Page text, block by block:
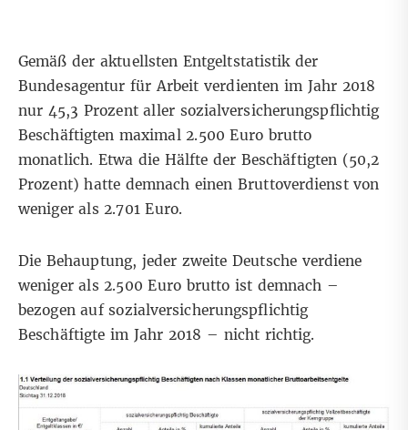
Gemäß deraktuellsten Entgeltstatistikder
Bundesagentur für Arbeit verdienten im Jahr 2018
nur 45,3 Prozent aller sozialversicherungspflichtig
Beschäftigten maximal 2.500 Euro brutto
monatlich. Etwa die Hälfte der Beschäftigten (50,2
Prozent) hatte demnach einen Bruttoverdienst von
weniger als 2.701 Euro.
Die Behauptung, jeder zweite Deutsche verdiene
weniger als 2.500 Euro brutto ist demnach –
bezogen auf sozialversicherungspflichtig
Beschäftigte im Jahr 2018 – nicht richtig.